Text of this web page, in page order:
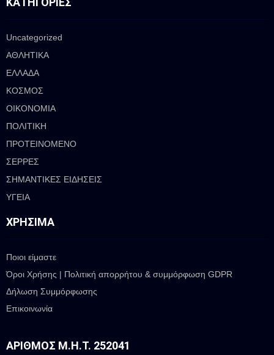
Uncategorized
ΑΘΛΗΤΙΚΑ
ΕΛΛΑΔΑ
ΚΟΣΜΟΣ
ΟΙΚΟΝΟΜΙΑ
ΠΟΛΙΤΙΚΗ
ΠΡΟΤΕΙΝΟΜΕΝΟ
ΣΕΡΡΕΣ
ΣΗΜΑΝΤΙΚΕΣ ΕΙΔΗΣΕΙΣ
ΥΓΕΙΑ
ΧΡΉΣΙΜΑ
Ποιοι είμαστε
Όροι Χρήσης | Πολιτική απορρήτου & συμμόρφωση GDPR
Δήλωση Συμμόρφωσης
Επικοινωνία
ΑΡΙΘΜΌΣ Μ.Η.Τ. 252041